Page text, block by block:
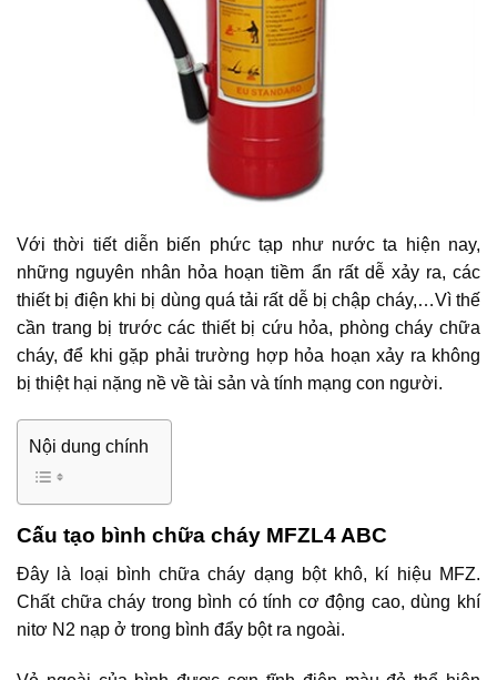
Với thời tiết diễn biến phức tạp như nước ta hiện nay,
những nguyên nhân hỏa hoạn tiềm ẩn rất dễ xảy ra, các
thiết bị điện khi bị dùng quá tải rất dễ bị chập cháy,…Vì thế
cần trang bị trước các thiết bị cứu hỏa, phòng cháy chữa
cháy, để khi gặp phải trường hợp hỏa hoạn xảy ra không
bị thiệt hại nặng nề về tài sản và tính mạng con người.
Nội dung chính
Cấu tạo bình chữa cháy MFZL4 ABC
Đây là loại bình chữa cháy dạng bột khô, kí hiệu MFZ.
Chất chữa cháy trong bình có tính cơ động cao, dùng khí
nitơ N2 nạp ở trong bình đẩy bột ra ngoài.